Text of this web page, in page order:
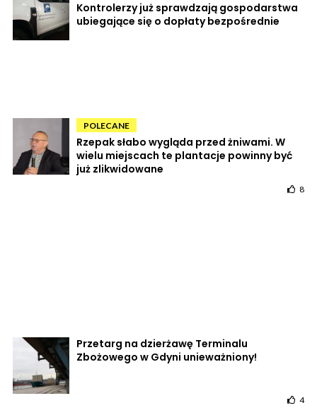
Kontrolerzy już sprawdzają gospodarstwa
ubiegające się o dopłaty bezpośrednie
POLECANE
Rzepak słabo wygląda przed żniwami. W
wielu miejscach te plantacje powinny być
już zlikwidowane
8
Przetarg na dzierżawę Terminalu
Zbożowego w Gdyni unieważniony!
4